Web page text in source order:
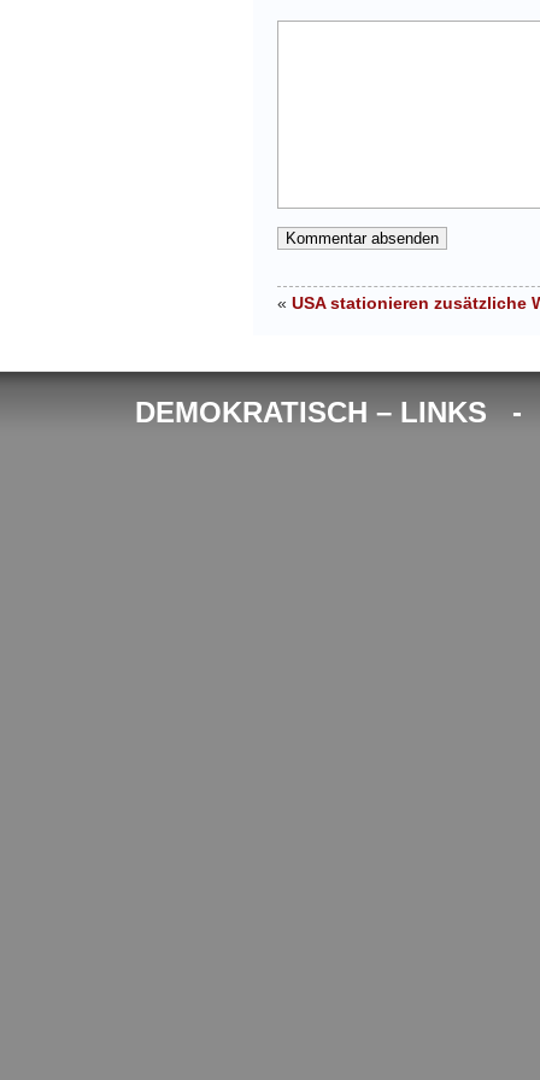
« USA stationieren zusätzliche
DEMOKRATISCH – LINKS